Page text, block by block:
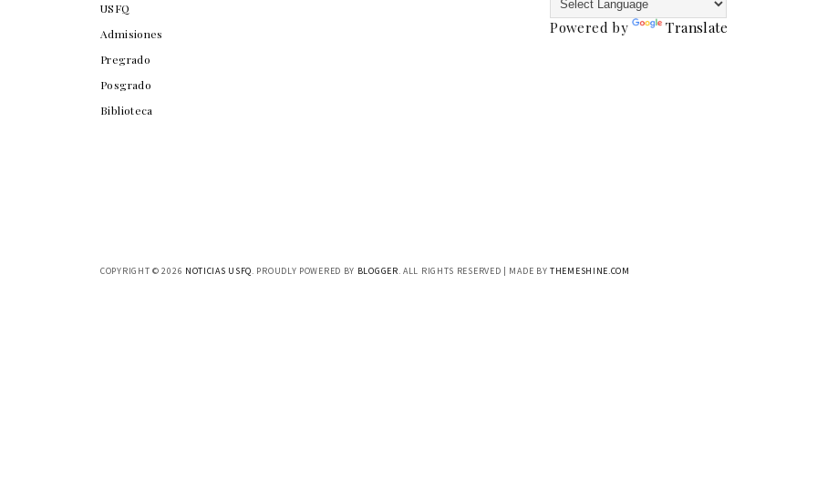
USFQ
Admisiones
Pregrado
Posgrado
Biblioteca
Powered by Translate
COPYRIGHT ©2026 NOTICIAS USFQ. PROUDLY POWERED BY BLOGGER. ALL RIGHTS RESERVED | MADE BYTHEMESHINE.COM